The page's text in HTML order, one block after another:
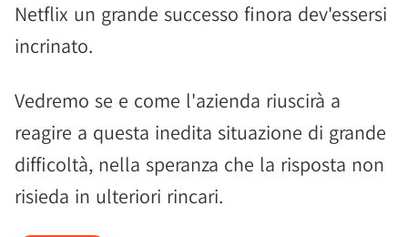
Netflix un grande successo finora dev'essersi
incrinato.
Vedremo se e come l'azienda riuscirà a
reagire a questa inedita situazione di grande
difficoltà, nella speranza che la risposta non
risieda in ulteriori rincari.